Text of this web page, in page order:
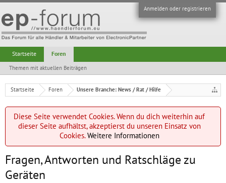
Anmelden oder registrieren
Startseite Foren Unsere Branche: News / Rat / Hilfe
Diese Seite verwendet Cookies. Wenn du dich weiterhin auf
dieser Seite aufhältst, akzeptierst du unseren Einsatz von
Cookies.Weitere Informationen
Fragen, Antworten und Ratschläge zu
Geräten
Startseite Foren
Themen mit aktuellen Beiträgen